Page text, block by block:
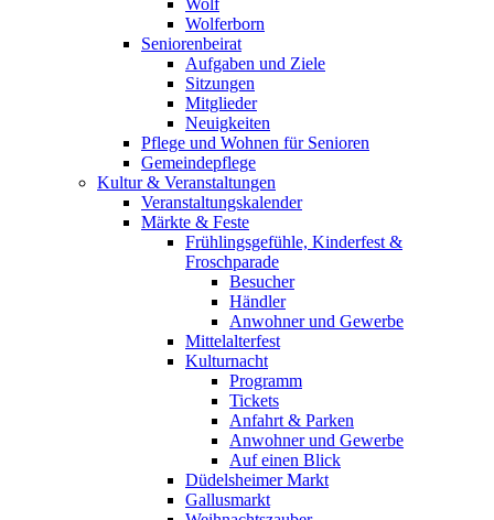
Wolf
Wolferborn
Seniorenbeirat
Aufgaben und Ziele
Sitzungen
Mitglieder
Neuigkeiten
Pflege und Wohnen für Senioren
Gemeindepflege
Kultur & Veranstaltungen
Veranstaltungskalender
Märkte & Feste
Frühlingsgefühle, Kinderfest &
Froschparade
Besucher
Händler
Anwohner und Gewerbe
Mittelalterfest
Kulturnacht
Programm
Tickets
Anfahrt & Parken
Anwohner und Gewerbe
Auf einen Blick
Düdelsheimer Markt
Gallusmarkt